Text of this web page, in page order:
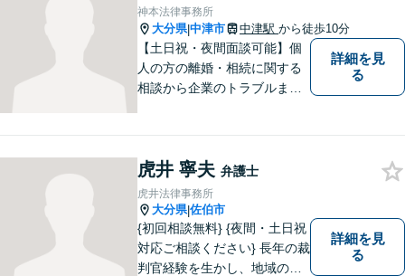
神本法律事務所
大分県|中津市 中津駅 から徒歩10分
【土日祝・夜間面談可能】個
人の方の離婚・相続に関する
相談から企業のトラブルまで
詳細を見
る
虎井 寧夫 弁護士
虎井法律事務所
大分県|佐伯市
{初回相談無料} {夜間・土日祝
対応ご相談ください} 長年の裁
判官経験を生かし、地域の皆
詳細を見
る